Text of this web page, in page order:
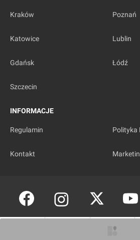
Kraków Poznań
Katowice Lublin
Gdańsk Łódź
Szczecin
INFORMACJE
Regulamin Polityka
Kontakt